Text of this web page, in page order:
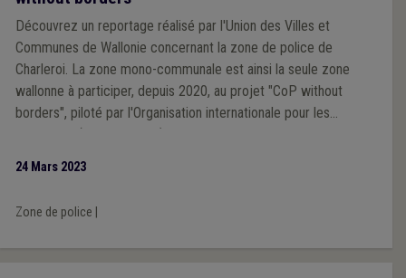
Découvrez un reportage réalisé par l'Union des Villes et
Communes de Wallonie concernant la zone de police de
Charleroi. La zone mono-communale est ainsi la seule zone
wallonne à participer, depuis 2020, au projet "CoP without
borders", piloté par l'Organisation internationale pour les
24 Mars 2023
Zone de police